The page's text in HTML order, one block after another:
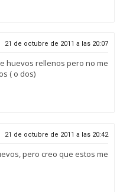
21 de octubre de 2011 a las 20:07
huevos rellenos pero no me
( o dos)
21 de octubre de 2011 a las 20:42
pero creo que estos me